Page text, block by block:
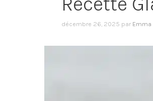
décembre 26, 2025 par Emma